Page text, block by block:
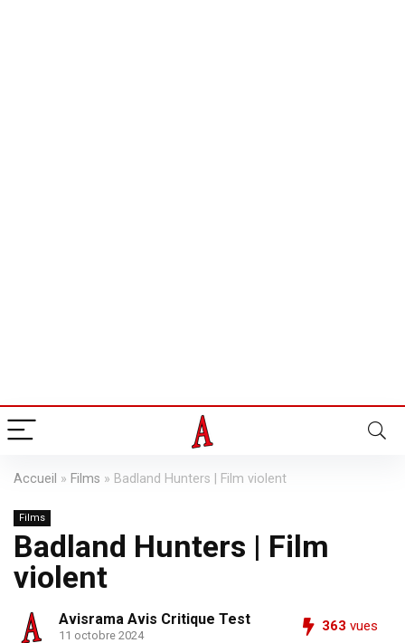
Accueil » Films » Badland Hunters | Film violent
Films
Badland Hunters | Film
violent
Avisrama Avis Critique Test
11 octobre 2024
363 vues